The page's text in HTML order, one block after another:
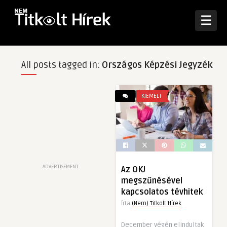
☰
All posts tagged in: Országos Képzési Jegyzék
ADVERTISEMENT
KIEMELT
Az OKJ
megszűnésével
kapcsolatos tévhitek
Írta (Nem) Titkolt Hírek
December végén elindultak